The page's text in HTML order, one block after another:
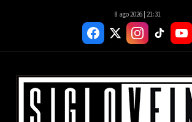
8 ago 2026 | 21:31